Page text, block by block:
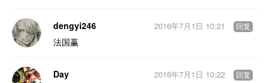
dengyi246
法国赢
2016年7月1日 10:21 回复
Day
2016年7月1日 10:22 回复